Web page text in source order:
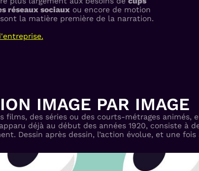
réseaux sociauxou encore de motion
la matière première de la narration.
IMAGE PAR IMAGE
films, des séries ou des courts-métrages
déjà au début des années 1920, consiste à
Dessin après dessin, l’action évolue, et une